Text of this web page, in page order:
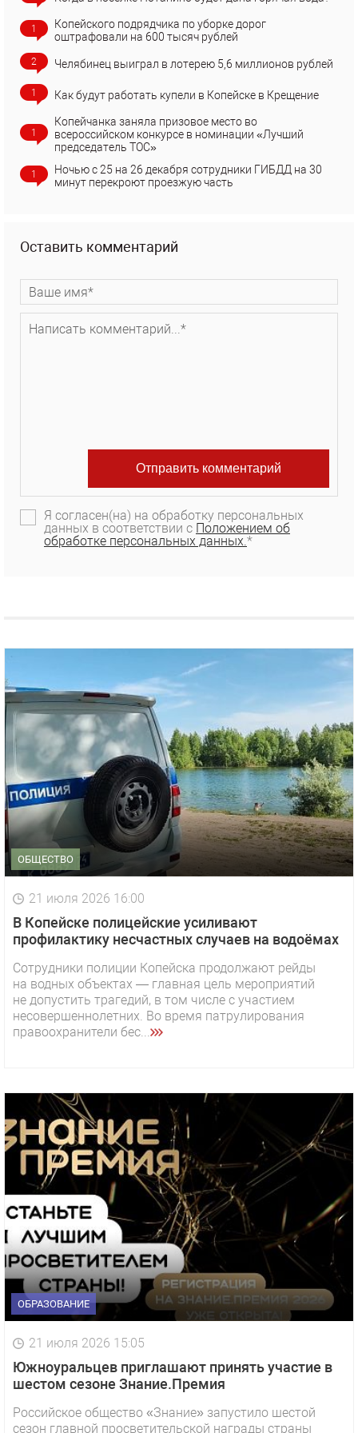
1
Копейского подрядчика по уборке дорог
оштрафовали на 600 тысяч рублей
2 Челябинец выиграл в лотерею 5,6 миллионов рублей
1 Как будут работать купели в Копейске в Крещение
1
Копейчанка заняла призовое место во
всероссийском конкурсе в номинации «Лучший
председатель ТОС»
1
Ночью с 25 на 26 декабря сотрудники ГИБДД на 30
минут перекроют проезжую часть
Оставить комментарий
Я согласен(на) на обработку персональных
данных в соответствии с Положением об
обработке персональных данных.*
ОБЩЕСТВО
21 июля 2026 16:00
В Копейске полицейские усиливают
профилактику несчастных случаев на водоёмах
Сотрудники полиции Копейска продолжают рейды
на водных объектах — главная цель мероприятий
не допустить трагедий, в том числе с участием
несовершеннолетних. Во время патрулирования
правоохранители бес...
ОБРАЗОВАНИЕ
21 июля 2026 15:05
Южноуральцев приглашают принять участие в
шестом сезоне Знание.Премия
Российское общество «Знание» запустило шестой
сезон главной просветительской награды страны